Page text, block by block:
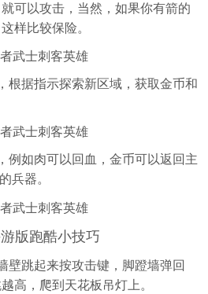
可以攻击，当然，如果你有箭的
样比较保险。
根据指示探索新区域，获取金币和
例如肉可以回血，金币可以返回主
兵器。
版跑酷小技巧
壁跳起来按攻击键，脚蹬墙弹回
高，爬到天花板吊灯上。